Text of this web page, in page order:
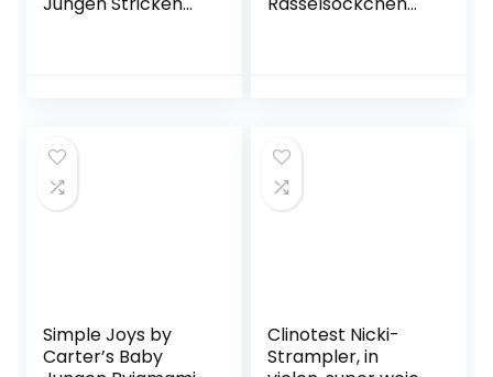
Simple Joys by
Carter’s Baby
Clinotest Nicki-
Strampler, in